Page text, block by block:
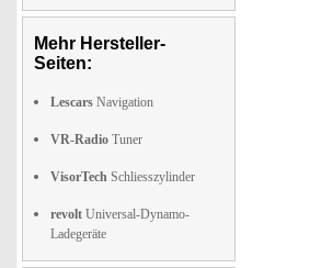
Mehr Hersteller-
Seiten:
Lescars Navigation
VR-Radio Tuner
VisorTech Schliesszylinder
revolt Universal-Dynamo-
Ladegeräte